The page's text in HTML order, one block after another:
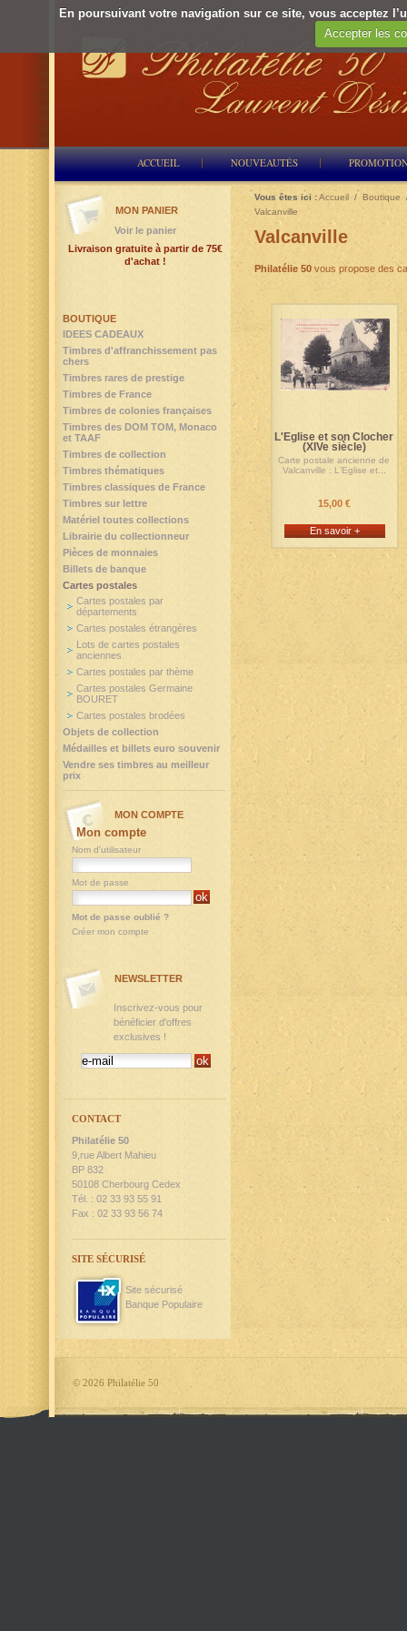
En poursuivant votre navigation sur ce site, vous acceptez
Accepter les
ACCUEIL NOUVEAUTÉS
Vous êtes ici :Accueil / Boutique
Valcanville
Valcanville
Philatélie 50 vous propose des
L'Eglise et son Clocher
(XIVe siècle)
Carte postale ancienne de
Valcanville : L'Eglise et...
15,00 €
En savoir +
BOUTIQUE
IDEES CADEAUX
Timbres d'affranchissement pas
chers
Timbres rares de prestige
Timbres de France
Timbres de colonies françaises
Timbres des DOM TOM, Monaco
et TAAF
Timbres de collection
Timbres thématiques
Timbres classiques de France
Timbres sur lettre
Matériel toutes collections
Librairie du collectionneur
Pièces de monnaies
Billets de banque
Cartes postales
Cartes postales par
départements
Cartes postales étrangères
Lots de cartes postales
anciennes
Cartes postales par thème
Cartes postales Germaine
BOURET
Cartes postales brodées
Objets de collection
Médailles et billets euro souvenir
Vendre ses timbres au meilleur
prix
MON PANIER
Voir le panier
Livraison gratuite à partir de 75€
d'achat !
MON COMPTE
Mon compte
Nom d'utilisateur
Mot de passe
Mot de passe oublié ?
Créer mon compte
NEWSLETTER
Inscrivez-vous pour
bénéficier d'offres
exclusives !
CONTACT
Philatélie 50
9,rue Albert Mahieu
BP 832
50108 Cherbourg Cedex
Tél. : 02 33 93 55 91
Fax : 02 33 93 56 74
SITE SÉCURISÉ
Site sécurisé
Banque Populaire
© 2026 Philatélie 50